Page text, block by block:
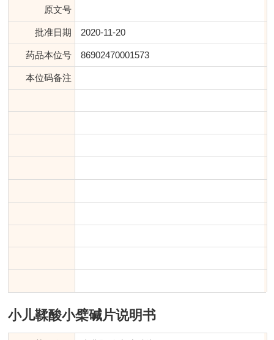
原文号
批准日期 2020-11-20
药品本位号 86902470001573
本位码备注
小儿鞣酸小檗碱片说明书